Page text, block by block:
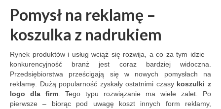
Pomysł na reklamę –
koszulka z nadrukiem
Rynek produktów i usług wciąż się rozwija, a co za tym idzie –
konkurencyjność branż jest coraz bardziej widoczna.
Przedsiębiorstwa prześcigają się w nowych pomysłach na
reklamę. Dużą popularność zyskały ostatnimi czasy koszulki z
logo dla firm . Tego typu rozwiązanie ma wiele zalet. Po
pierwsze – biorąc pod uwagę koszt innych form reklamy,